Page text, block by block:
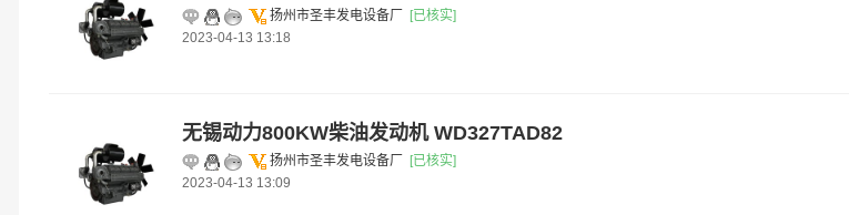
扬州市圣丰发电设备厂
[已核实]
2023-04-13 13:18
无锡动力800KW柴油发动机 WD327TAD82
扬州市圣丰发电设备厂
[已核实]
2023-04-13 13:09